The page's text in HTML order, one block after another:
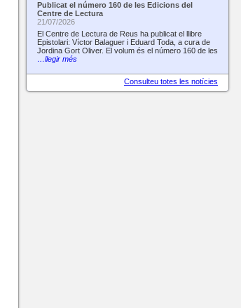
Publicat el número 160 de les Edicions del
Centre de Lectura
21/07/2026
El Centre de Lectura de Reus ha publicat el llibre
Epistolari: Víctor Balaguer i Eduard Toda, a cura de
Jordina Gort Oliver. El volum és el número 160 de les
…llegir més
Consulteu totes les notícies